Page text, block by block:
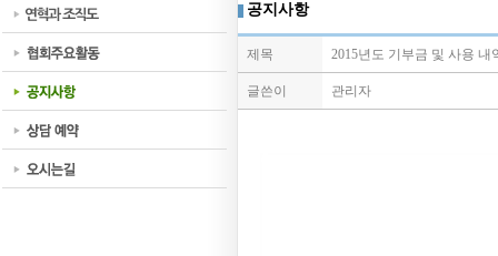
공지사항
제목 2015년도 기부금 및 사용 내
글쓴이 관리자